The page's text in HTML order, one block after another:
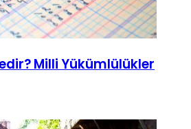
Milli Yükümlülükler